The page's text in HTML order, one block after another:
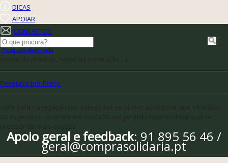
DICAS
APOIAR
CONTACTOS
Pesquisa Avançada
Pesquisa por Preço
Apoio geral e feedback: 91 895 56 46 /
geral@comprasolidaria.pt